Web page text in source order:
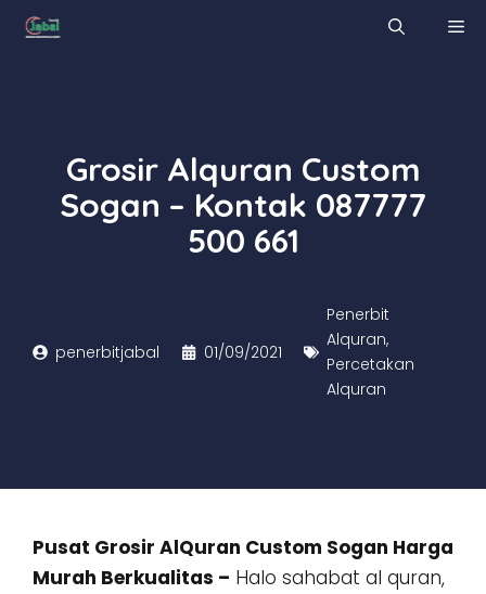
Skip
Grosir Alquran Custom
Sogan – Kontak 087777
500 661
penerbitjabal 01/09/2021
Penerbit
Alquran,
Percetakan
Alquran
Pusat Grosir AlQuran Custom Sogan Harga
Murah Berkualitas – Halo sahabat al quran,